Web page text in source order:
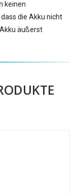
keinen
die Akku nicht
äußerst